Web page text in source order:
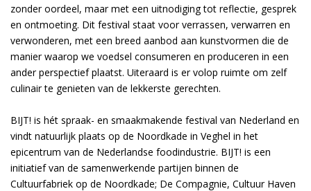
zonder oordeel, maar met een uitnodiging tot reflectie, gesprek
en ontmoeting. Dit festival staat voor verrassen, verwarren en
verwonderen, met een breed aanbod aan kunstvormen die de
manier waarop we voedsel consumeren en produceren in een
ander perspectief plaatst. Uiteraard is er volop ruimte om zelf
culinair te genieten van de lekkerste gerechten.
BIJT! is hét spraak- en smaakmakende festival van Nederland en
vindt natuurlijk plaats op de Noordkade in Veghel in het
epicentrum van de Nederlandse foodindustrie. BIJT! is een
initiatief van de samenwerkende partijen binnen de
Cultuurfabriek op de Noordkade; De Compagnie, Cultuur Haven